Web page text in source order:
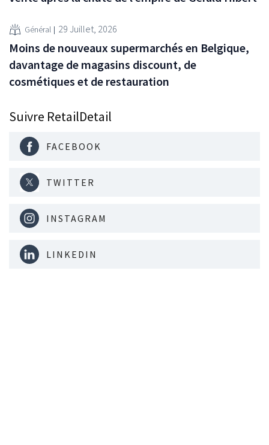
Général 29 Juillet, 2026
Moins de nouveaux supermarchés en Belgique,
davantage de magasins discount, de
cosmétiques et de restauration
Suivre RetailDetail
FACEBOOK
TWITTER
INSTAGRAM
LINKEDIN